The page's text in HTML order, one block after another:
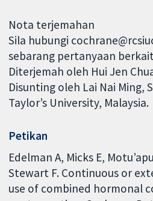
Nota terjemahan
Sila hubungi
sebarang pertanyaan
Diterjemah oleh Hui Jen
Disunting oleh Lai Nai Ming,
Taylor’s University, Malaysia.
Petikan
Edelman A, Micks E,
Stewart F. Continuous or
use of combined hormonal